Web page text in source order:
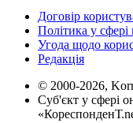
Договір
Політика у сфері
Угода щодо
Редакція
© 2000-2026,
Суб'єкт у сфері